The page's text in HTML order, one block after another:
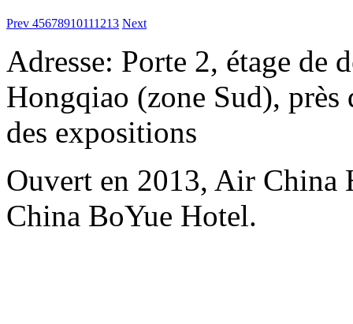
Prev 45678910111213 Next
Adresse: Porte 2, étage de
Hongqiao (zone Sud), près
des expositions
Ouvert en 2013, Air
China BoYue Hotel.